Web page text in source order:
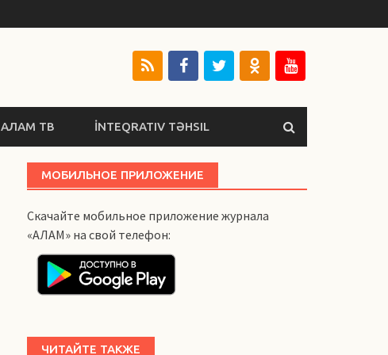
АЛАМ ТВ İNTEQRATIV TƏHSIL
МОБИЛЬНОЕ ПРИЛОЖЕНИЕ
Скачайте мобильное приложение журнала
«АЛАМ» на свой телефон:
ЧИТАЙТЕ ТАКЖЕ